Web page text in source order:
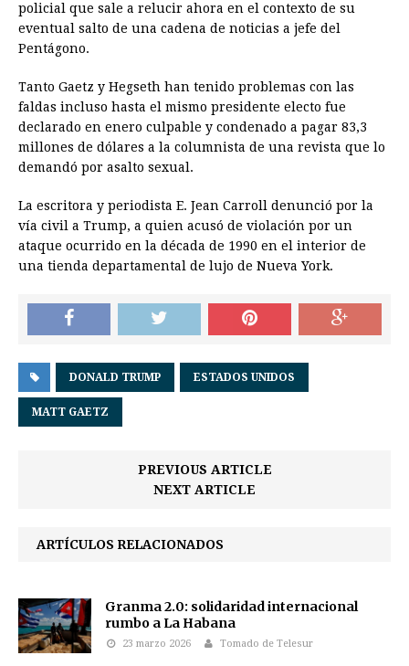
policial que sale a relucir ahora en el contexto de su
eventual salto de una cadena de noticias a jefe del
Pentágono.
Tanto Gaetz y Hegseth han tenido problemas con las
faldas incluso hasta el mismo presidente electo fue
declarado en enero culpable y condenado a pagar 83,3
millones de dólares a la columnista de una revista que lo
demandó por asalto sexual.
La escritora y periodista E. Jean Carroll denunció por la
vía civil a Trump, a quien acusó de violación por un
ataque ocurrido en la década de 1990 en el interior de
una tienda departamental de lujo de Nueva York.
DONALD TRUMP ESTADOS UNIDOS
MATT GAETZ
PREVIOUS ARTICLE
NEXT ARTICLE
ARTÍCULOS RELACIONADOS
Granma 2.0: solidaridad internacional
rumbo a La Habana
23 marzo 2026 Tomado de Telesur